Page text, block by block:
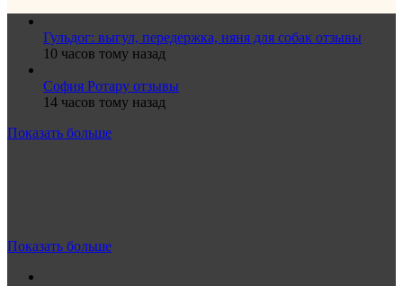
Гульдог: выгул, передержка, няня для собак отзывы
10 часов тому назад
София Ротару отзывы
14 часов тому назад
Показать больше
Показать больше